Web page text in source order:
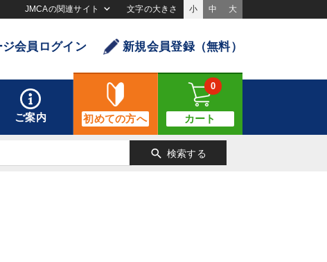
JMCAの関連サイト 文字の大きさ 小 中 大
ジ会員ログイン 新規会員登録（無料）
ご案内 初めての方へ カート
0
search 検索する